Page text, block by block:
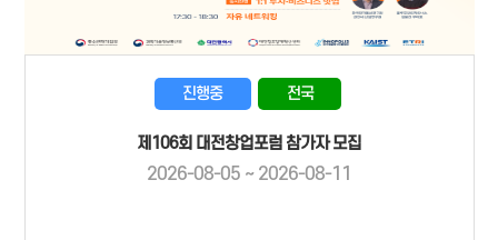
진행중 전국
제106회 대전창업포럼 참가자 모집
2026-08-05 ~ 2026-08-11